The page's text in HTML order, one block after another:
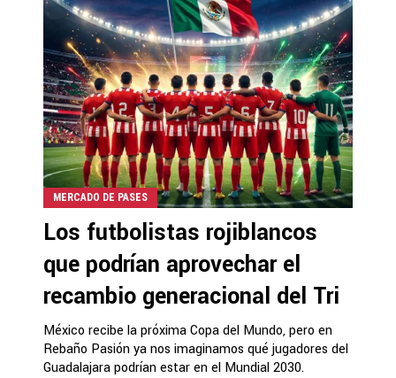
MERCADO DE PASES
Los futbolistas rojiblancos
que podrían aprovechar el
recambio generacional del Tri
México recibe la próxima Copa del Mundo, pero en
Rebaño Pasión ya nos imaginamos qué jugadores del
Guadalajara podrían estar en el Mundial 2030.